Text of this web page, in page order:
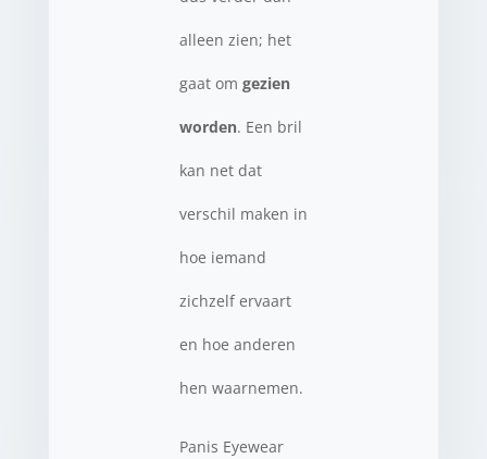
alleen zien; het
gaat om gezien
worden. Een bril
kan net dat
verschil maken in
hoe iemand
zichzelf ervaart
en hoe anderen
hen waarnemen.
Panis Eyewear